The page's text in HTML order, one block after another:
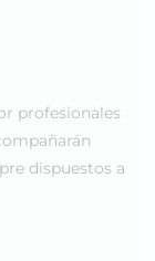
profesionales
dispuestos a